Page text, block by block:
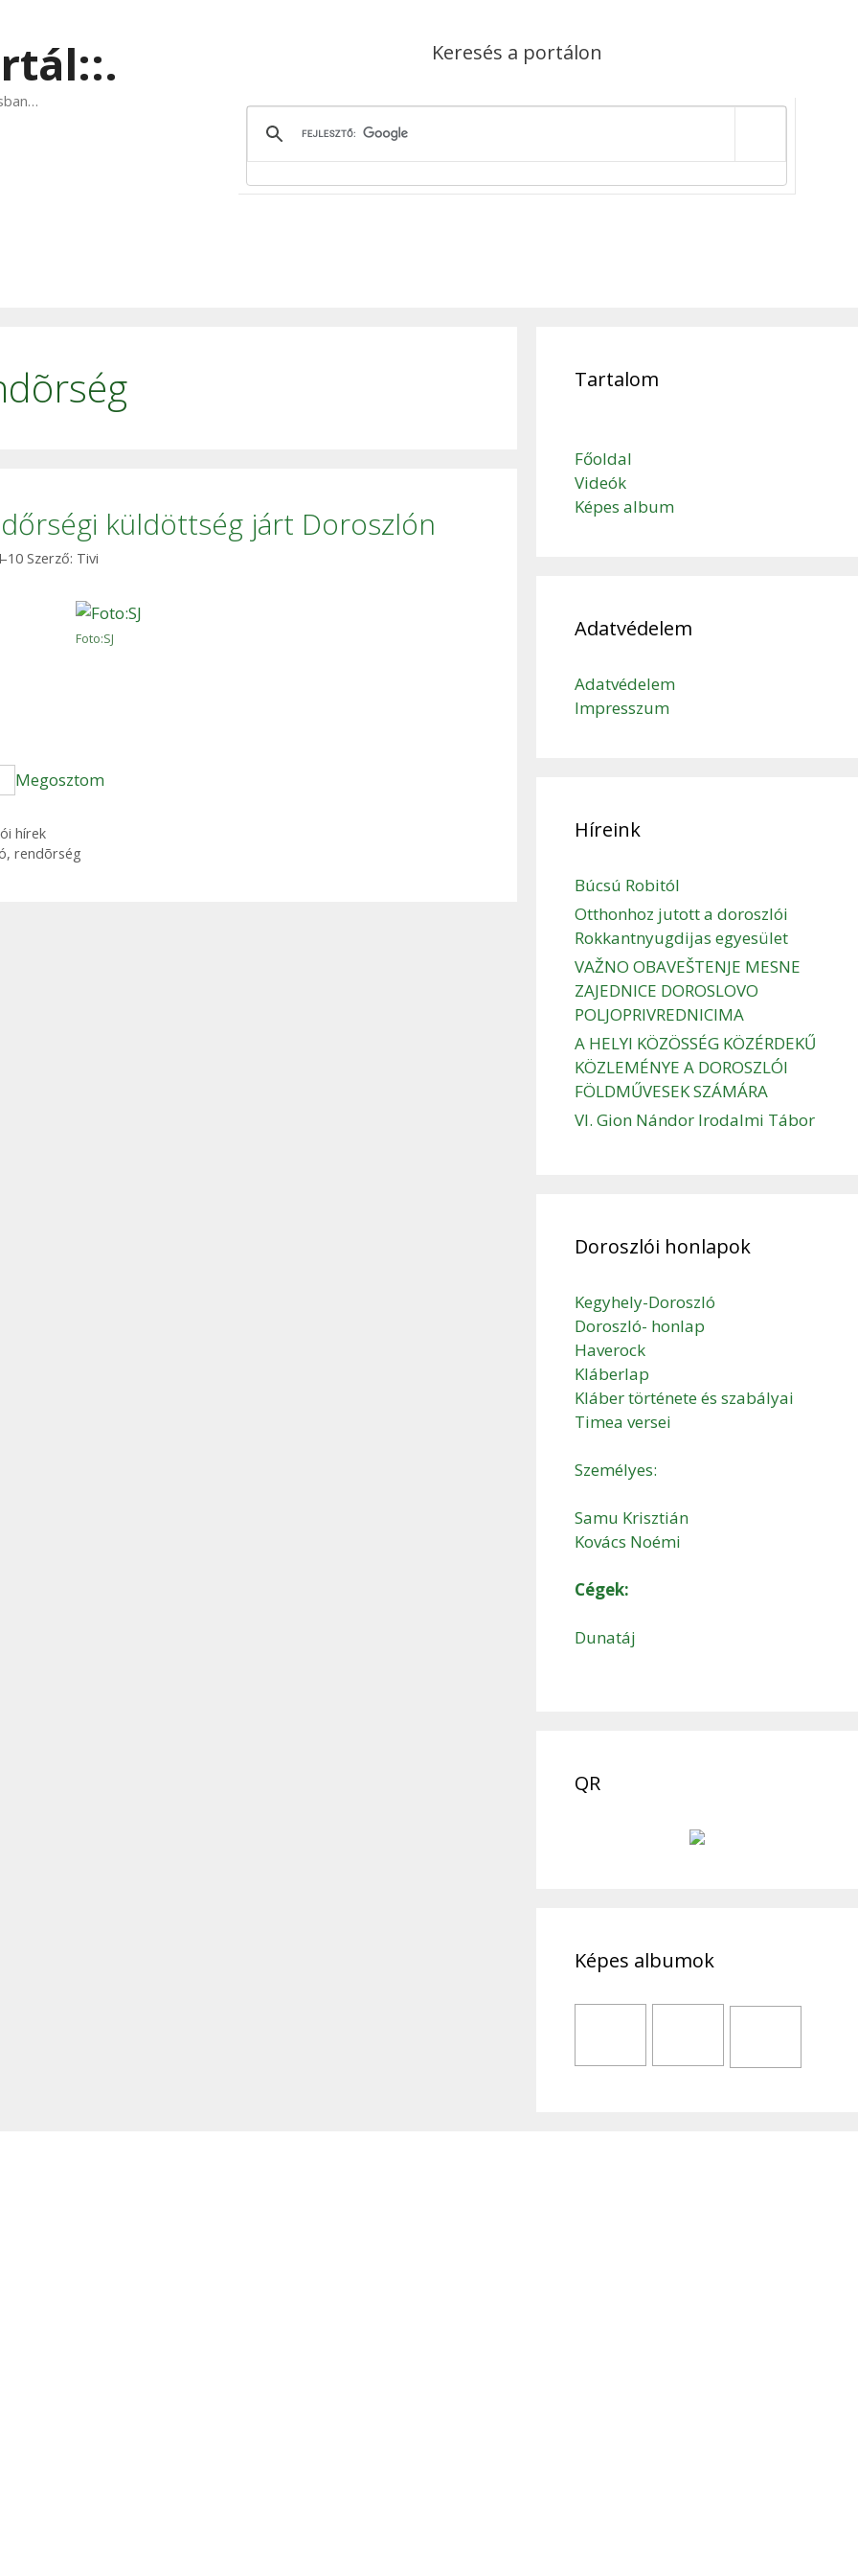
Keresés a portálon
küldöttség járt Doroszlón
10 Szerző: Tivi
Foto:SJ
Megosztom
hírek
, rendõrség
Tartalom
Főoldal
Videók
Képes album
Adatvédelem
Adatvédelem
Impresszum
Híreink
Búcsú Robitól
Otthonhoz jutott a doroszlói
Rokkantnyugdijas egyesület
VAŽNO OBAVEŠTENJE MESNE
ZAJEDNICE DOROSLOVO
POLJOPRIVREDNICIMA
A HELYI KÖZÖSSÉG KÖZÉRDEKŰ
KÖZLEMÉNYE A DOROSZLÓI
FÖLDMŰVESEK SZÁMÁRA
VI. Gion Nándor Irodalmi Tábor
Doroszlói honlapok
Kegyhely-Doroszló
Doroszló- honlap
Haverock
Kláberlap
Kláber története és szabályai
Timea versei
Személyes:
Samu Krisztián
Kovács Noémi
Cégek:
Dunatáj
QR
Képes albumok